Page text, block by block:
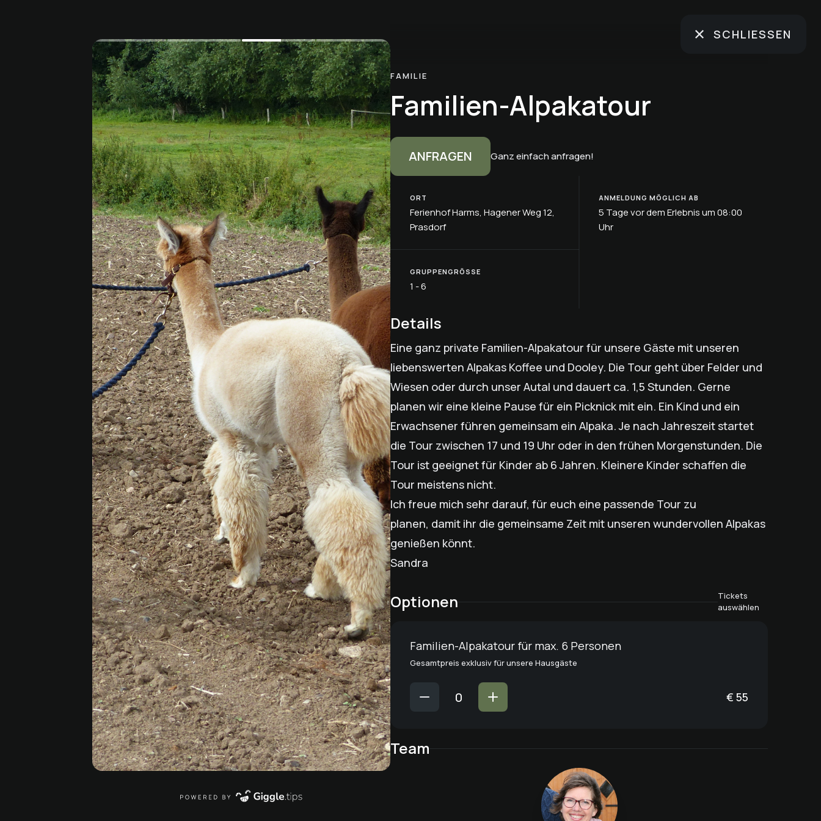
SCHLIESSEN
FAMILIE
Familien-Alpakatour
ANFRAGEN Ganz einfach anfragen!
ORT
Ferienhof Harms, Hagener Weg 12,
Prasdorf
GRUPPENGRÖSSE
1 - 6
ANMELDUNG MÖGLICH AB
5 Tage vor dem Erlebnis um 08:00
Uhr
Details
Eine ganz private Familien-Alpakatour für unsere Gäste mit unseren
liebenswerten Alpakas Koffee und Dooley. Die Tour geht über Felder und
Wiesen oder durch unser Autal und dauert ca. 1,5 Stunden. Gerne
planen wir eine kleine Pause für ein Picknick mit ein. Ein Kind und ein
Erwachsener führen gemeinsam ein Alpaka. Je nach Jahreszeit startet
die Tour zwischen 17 und 19 Uhr oder in den frühen Morgenstunden. Die
Tour ist geeignet für Kinder ab 6 Jahren. Kleinere Kinder schaffen die
Tour meistens nicht.
Ich freue mich sehr darauf, für euch eine passende Tour zu
planen, damit ihr die gemeinsame Zeit mit unseren wundervollen Alpakas
genießen könnt.
Sandra
Optionen
Tickets
auswählen
Familien-Alpakatour für max. 6 Personen
Gesamtpreis exklusiv für unsere Hausgäste
€ 55
Team